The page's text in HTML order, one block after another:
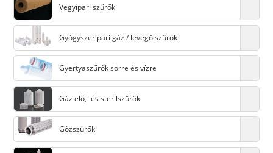
Vegyipari szűrők
Gyógyszeripari gáz / levegő szűrők
Gyertyaszűrők sörre és vízre
Gáz elő,- és sterilszűrők
Gőzszűrők